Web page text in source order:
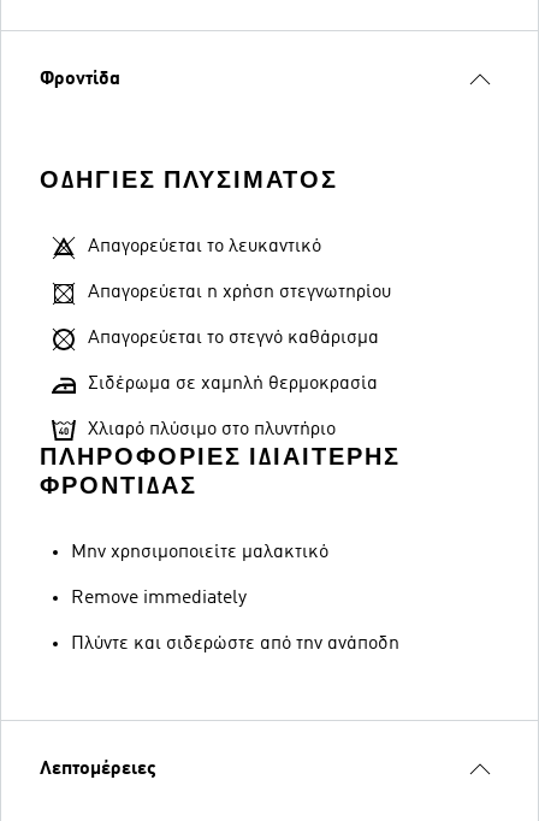
Φροντίδα
ΟΔΗΓΊΕΣ ΠΛΥΣΊΜΑΤΟΣ
Απαγορεύεται το λευκαντικό
Απαγορεύεται η χρήση στεγνωτηρίου
Απαγορεύεται το στεγνό καθάρισμα
Σιδέρωμα σε χαμηλή θερμοκρασία
Χλιαρό πλύσιμο στο πλυντήριο
ΠΛΗΡΟΦΟΡΊΕΣ ΙΔΙΑΊΤΕΡΗΣ
ΦΡΟΝΤΊΔΑΣ
Μην χρησιμοποιείτε μαλακτικό
Remove immediately
Πλύντε και σιδερώστε από την ανάποδη
Λεπτομέρειες